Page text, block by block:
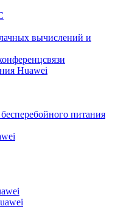
вычислений и
Huawei
питания